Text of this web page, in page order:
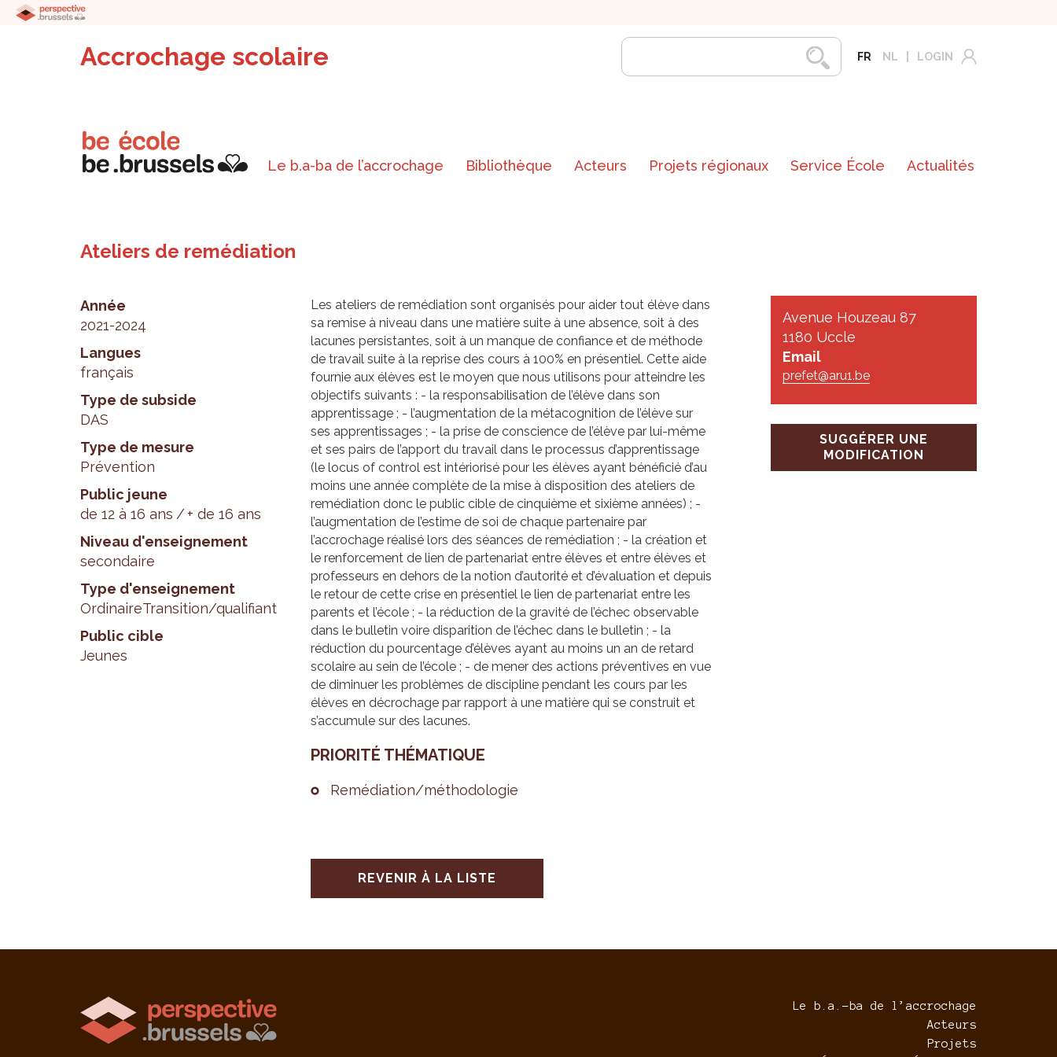
Accrochage scolaire FR NL LOGIN
Le b.a-ba de l’accrochage Bibliothèque Acteurs Projets régionaux Service École Actualités
Ateliers de remédiation
Année
2021-2024
Langues
français
Type de subside
DAS
Type de mesure
Prévention
Public jeune
de 12 à 16 ans
+ de 16 ans
Niveau d'enseignement
secondaire
Type d'enseignement
OrdinaireTransition/qualifiant
Public cible
Jeunes
Avenue Houzeau 87
1180 Uccle
Email
prefet@aru1.be
SUGGÉRER UNE
MODIFICATION
Les ateliers de remédiation sont organisés pour aider tout élève dans
sa remise à niveau dans une matière suite à une absence, soit à des
lacunes persistantes, soit à un manque de confiance et de méthode
de travail suite à la reprise des cours à 100% en présentiel. Cette aide
fournie aux élèves est le moyen que nous utilisons pour atteindre les
objectifs suivants : - la responsabilisation de l’élève dans son
apprentissage ; - l’augmentation de la métacognition de l’élève sur
ses apprentissages ; - la prise de conscience de l’élève par lui-même
et ses pairs de l’apport du travail dans le processus d’apprentissage
(le locus of control est intériorisé pour les élèves ayant bénéficié d’au
moins une année complète de la mise à disposition des ateliers de
remédiation donc le public cible de cinquième et sixième années) ; -
l’augmentation de l’estime de soi de chaque partenaire par
l’accrochage réalisé lors des séances de remédiation ; - la création et
le renforcement de lien de partenariat entre élèves et entre élèves et
professeurs en dehors de la notion d’autorité et d’évaluation et depuis
le retour de cette crise en présentiel le lien de partenariat entre les
parents et l’école ; - la réduction de la gravité de l’échec observable
dans le bulletin voire disparition de l’échec dans le bulletin ; - la
réduction du pourcentage d’élèves ayant au moins un an de retard
scolaire au sein de l’école ; - de mener des actions préventives en vue
de diminuer les problèmes de discipline pendant les cours par les
élèves en décrochage par rapport à une matière qui se construit et
s’accumule sur des lacunes.
PRIO­RITÉ THÉ­MA­TIQUE
Remé­dia­tion/métho­do­lo­gie
REVENIR À LA LISTE
Le b.a.-ba de l’accrochage
Acteurs
Projets